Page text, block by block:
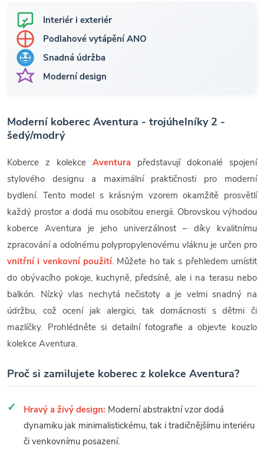
Interiér i exteriér
Podlahové vytápění ANO
Snadná údržba
Moderní design
Moderní koberec Aventura - trojúhelníky 2 -
šedý/modrý
Koberce z kolekce Aventura představují dokonalé spojení
stylového designu a maximální praktičnosti pro moderní
bydlení. Tento model s krásným vzorem okamžitě prosvětlí
každý prostor a dodá mu osobitou energii. Obrovskou výhodou
koberce Aventura je jeho univerzálnost – díky kvalitnímu
zpracování a odolnému polypropylenovému vláknu je určen pro
vnitřní i venkovní použití. Můžete ho tak s přehledem umístit
do obývacího pokoje, kuchyně, předsíně, ale i na terasu nebo
balkón. Nízký vlas nechytá nečistoty a je velmi snadný na
údržbu, což ocení jak alergici, tak domácnosti s dětmi či
mazlíčky. Prohlédněte si detailní fotografie a objevte kouzlo
kolekce Aventura.
Proč si zamilujete koberec z kolekce Aventura?
Hravý a živý design: Moderní abstraktní vzor dodá
dynamiku jak minimalistickému, tak i tradičnějšímu interiéru
či venkovnímu posazení.